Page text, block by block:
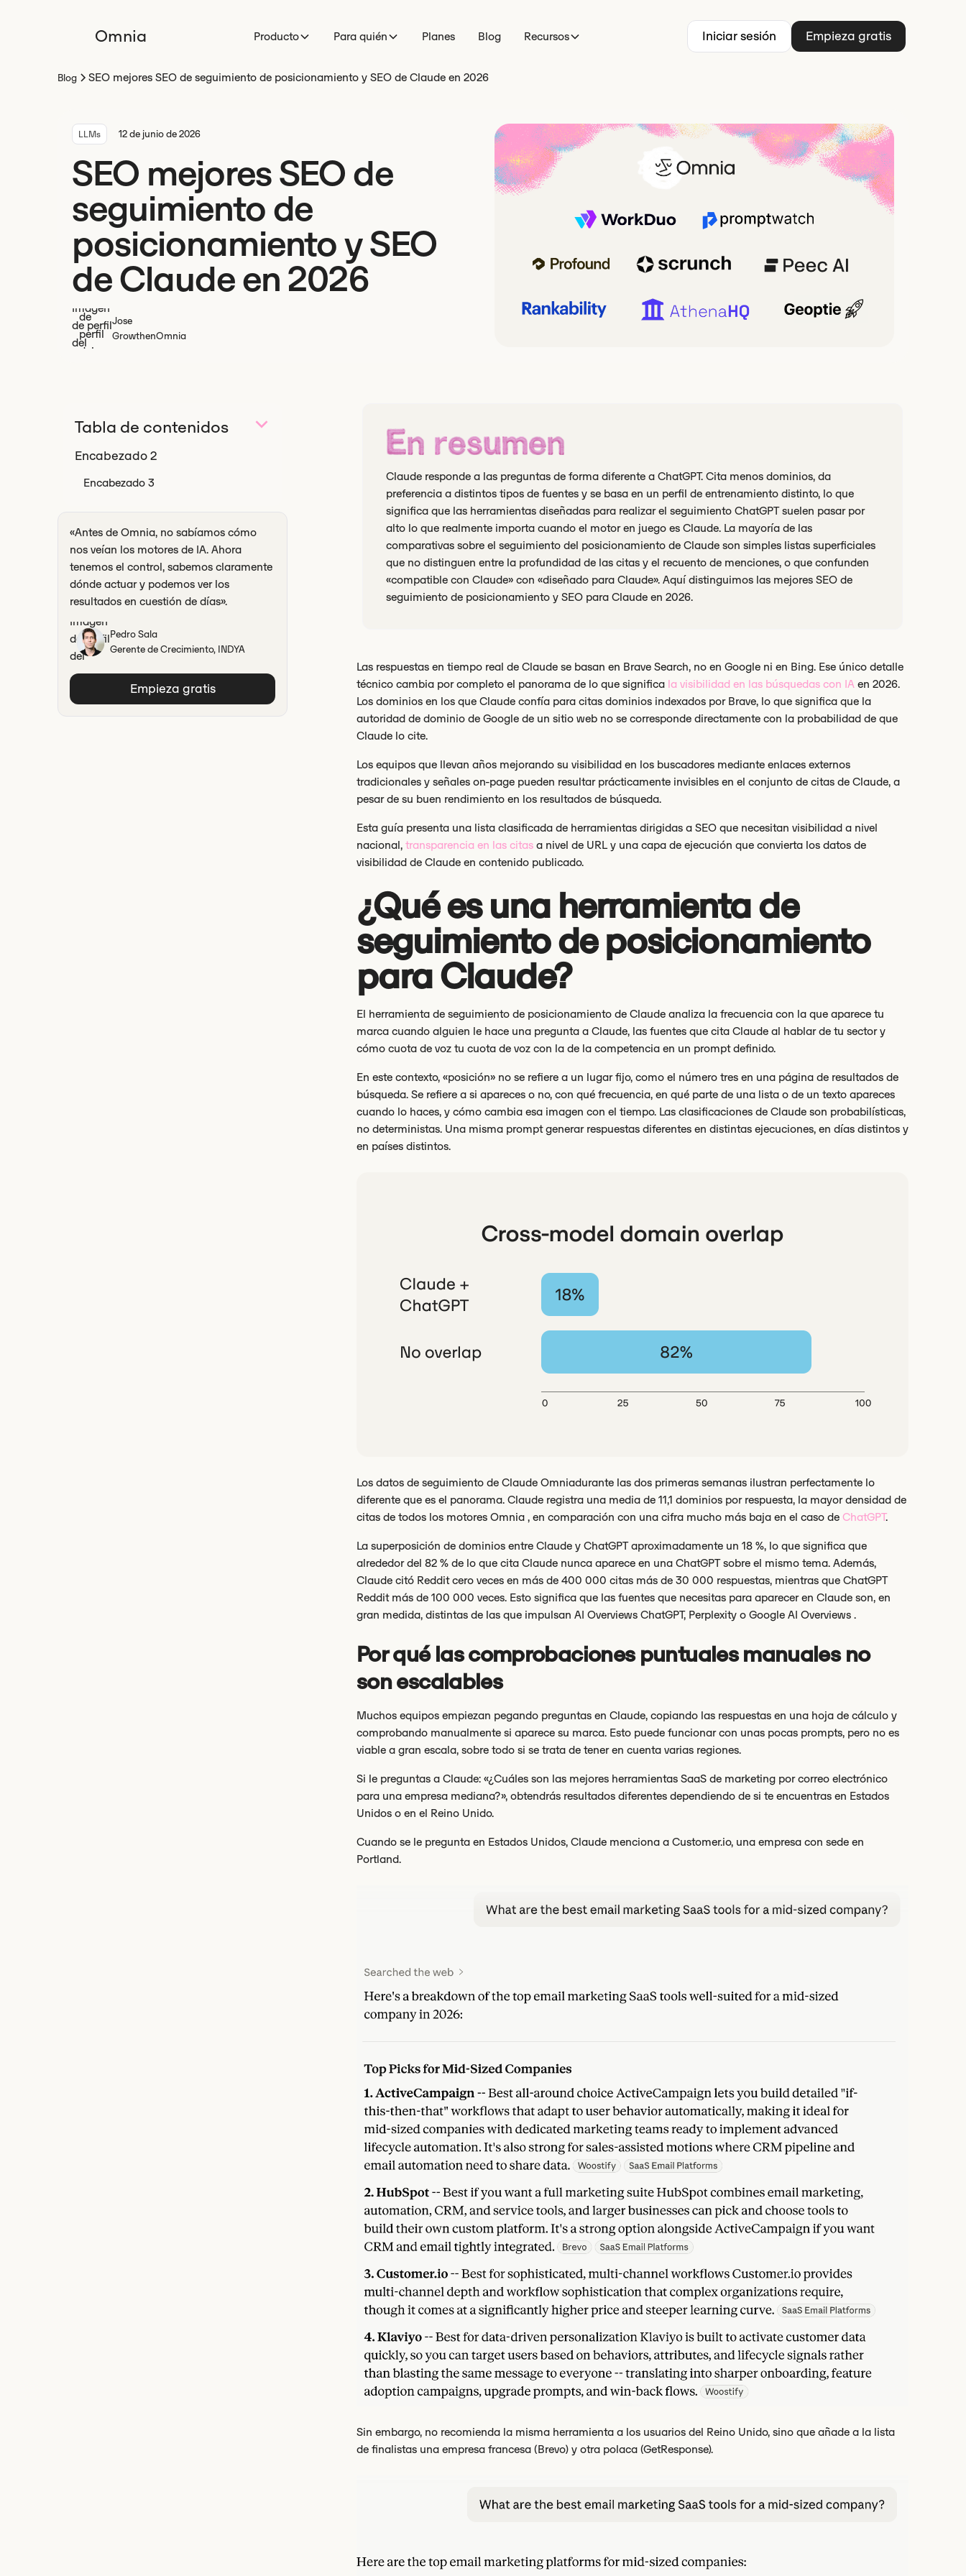
Omnia Producto Para quién Planes Blog Recursos Iniciar sesión Empieza gratis
Blog SEO mejores SEO de seguimiento de posicionamiento y SEO de Claude en 2026
LLMs 12 de junio de 2026
SEO mejores SEO de
seguimiento de
posicionamiento y SEO
de Claude en 2026
Jose
GrowthenOmnia
Tabla de contenidos
Encabezado 2
Encabezado 3
«Antes de Omnia, no sabíamos cómo
nos veían los motores de IA. Ahora
tenemos el control, sabemos claramente
dónde actuar y podemos ver los
resultados en cuestión de días».
Pedro Sala
Gerente de Crecimiento, INDYA
Empieza gratis
En resumen
Claude responde a las preguntas de forma diferente a ChatGPT. Cita menos dominios, da
preferencia a distintos tipos de fuentes y se basa en un perfil de entrenamiento distinto, lo que
significa que las herramientas diseñadas para realizar el seguimiento ChatGPT suelen pasar por
alto lo que realmente importa cuando el motor en juego es Claude. La mayoría de las
comparativas sobre el seguimiento del posicionamiento de Claude son simples listas superficiales
que no distinguen entre la profundidad de las citas y el recuento de menciones, o que confunden
«compatible con Claude» con «diseñado para Claude». Aquí distinguimos las mejores SEO de
seguimiento de posicionamiento y SEO para Claude en 2026.
Las respuestas en tiempo real de Claude se basan en Brave Search, no en Google ni en Bing. Ese único detalle
técnico cambia por completo el panorama de lo que significa la visibilidad en las búsquedas con IA en 2026.
Los dominios en los que Claude confía para citas dominios indexados por Brave, lo que significa que la
autoridad de dominio de Google de un sitio web no se corresponde directamente con la probabilidad de que
Claude lo cite.
Los equipos que llevan años mejorando su visibilidad en los buscadores mediante enlaces externos
tradicionales y señales on-page pueden resultar prácticamente invisibles en el conjunto de citas de Claude, a
pesar de su buen rendimiento en los resultados de búsqueda.
Esta guía presenta una lista clasificada de herramientas dirigidas a SEO que necesitan visibilidad a nivel
nacional, transparencia en las citas a nivel de URL y una capa de ejecución que convierta los datos de
visibilidad de Claude en contenido publicado.
¿Qué es una herramienta de
seguimiento de posicionamiento
para Claude?
El herramienta de seguimiento de posicionamiento de Claude analiza la frecuencia con la que aparece tu
marca cuando alguien le hace una pregunta a Claude, las fuentes que cita Claude al hablar de tu sector y
cómo cuota de voz tu cuota de voz con la de la competencia en un prompt definido.
En este contexto, «posición» no se refiere a un lugar fijo, como el número tres en una página de resultados de
búsqueda. Se refiere a si apareces o no, con qué frecuencia, en qué parte de una lista o de un texto apareces
cuando lo haces, y cómo cambia esa imagen con el tiempo. Las clasificaciones de Claude son probabilísticas,
no deterministas. Una misma prompt generar respuestas diferentes en distintas ejecuciones, en días distintos y
en países distintos.
Los datos de seguimiento de Claude Omniadurante las dos primeras semanas ilustran perfectamente lo
diferente que es el panorama. Claude registra una media de 11,1 dominios por respuesta, la mayor densidad de
citas de todos los motores Omnia , en comparación con una cifra mucho más baja en el caso de ChatGPT.
La superposición de dominios entre Claude y ChatGPT aproximadamente un 18 %, lo que significa que
alrededor del 82 % de lo que cita Claude nunca aparece en una ChatGPT sobre el mismo tema. Además,
Claude citó Reddit cero veces en más de 400 000 citas más de 30 000 respuestas, mientras que ChatGPT
Reddit más de 100 000 veces. Esto significa que las fuentes que necesitas para aparecer en Claude son, en
gran medida, distintas de las que impulsan AI Overviews ChatGPT, Perplexity o Google AI Overviews .
Por qué las comprobaciones puntuales manuales no
son escalables
Muchos equipos empiezan pegando preguntas en Claude, copiando las respuestas en una hoja de cálculo y
comprobando manualmente si aparece su marca. Esto puede funcionar con unas pocas prompts, pero no es
viable a gran escala, sobre todo si se trata de tener en cuenta varias regiones.
Si le preguntas a Claude: «¿Cuáles son las mejores herramientas SaaS de marketing por correo electrónico
para una empresa mediana?», obtendrás resultados diferentes dependiendo de si te encuentras en Estados
Unidos o en el Reino Unido.
Cuando se le pregunta en Estados Unidos, Claude menciona a Customer.io, una empresa con sede en
Portland.
Sin embargo, no recomienda la misma herramienta a los usuarios del Reino Unido, sino que añade a la lista
de finalistas una empresa francesa (Brevo) y otra polaca (GetResponse).